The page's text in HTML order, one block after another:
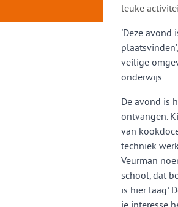
leuke
'Deze avond
veilige
onderwijs.
De avond is
ontvangen.
van
techniek
Veurman
school, dat
is hier laag.’
je interesse